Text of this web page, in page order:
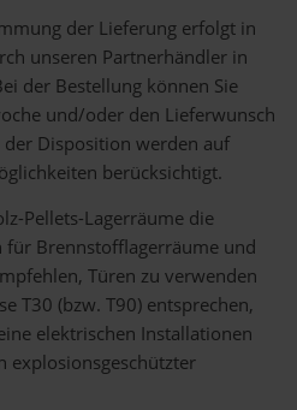
der Lieferung erfolgt in
unseren Partnerhändler in
der Bestellung können Sie
und/oder den Lieferwunsch
Disposition werden auf
berücksichtigt.
Pellets-Lagerräume die
Brennstofflagerräume und
Türen zu verwenden
T30 (bzw. T90) entsprechen,
elektrischen Installationen
explosionsgeschützter